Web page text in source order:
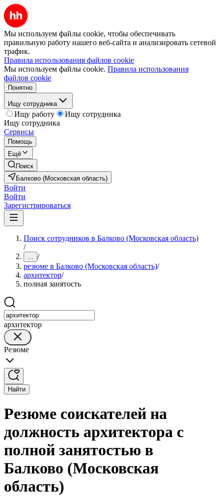
Мы используем файлы cookie, чтобы обеспечивать
правильную работу нашего веб-сайта и анализировать сетевой
трафик.
Правила использования файлов cookie
Мы используем файлы cookie. Правила использования
файлов cookie
Понятно
Ищу сотрудника
Ищу работу
Ищу сотрудника
Ищу сотрудника
Сервисы
Помощь
Ещё
Поиск
Балково (Московская область)
Войти
Войти
Зарегистрироваться
Поиск сотрудников в Балково (Московская область)
/
... /
резюме в Балково (Московская область)/
архитектор/
полная занятость
архитектор
Резюме
Найти
Резюме соискателей на
должность архитектора с
полной занятостью в
Балково (Московская
область)